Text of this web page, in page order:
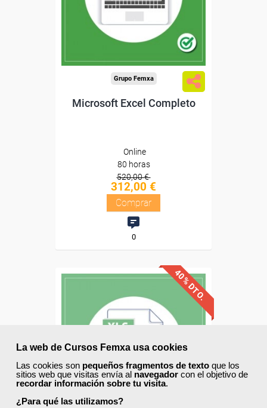
La web de Cursos Femxa usa cookies
Las cookies son pequeños fragmentos de texto que los
sitios web que visitas envía al navegador con el objetivo de
recordar información sobre tu visita.
¿Para qué las utilizamos?
Grupo Femxa
Microsoft Excel Completo
Online
80 horas
520,00 €
312,00 €
Comprar
0
40% DTO.
Descuentos especiales
Sin requisitos de acceso
Diploma
Compra segura